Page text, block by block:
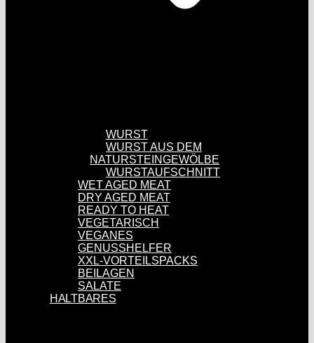
WURST
WURST AUS DEM
NATURSTEINGEWÖLBE
WURSTAUFSCHNITT
WET AGED MEAT
DRY AGED MEAT
READY TO HEAT
VEGETARISCH
VEGANES
GENUSSHELFER
XXL-VORTEILSPACKS
BEILAGEN
SALATE
HALTBARES